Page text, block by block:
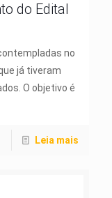
do Edital
no
já tiveram
O objetivo é
Leia mais